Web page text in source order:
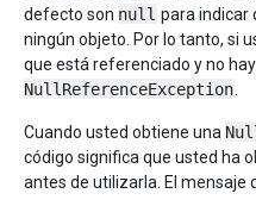
defecto son null para indicar
ningún objeto. Por lo tanto, si
que está referenciado y no
NullReferenceException
Cuando usted obtiene una
código significa que usted ha
antes de utilizarla. El mensaje